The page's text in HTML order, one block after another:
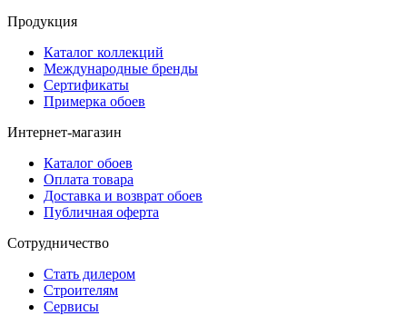
Продукция
Каталог коллекций
Международные бренды
Сертификаты
Примерка обоев
Интернет-магазин
Каталог обоев
Оплата товара
Доставка и возврат обоев
Публичная оферта
Сотрудничество
Стать дилером
Строителям
Сервисы